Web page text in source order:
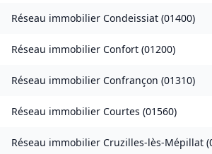
Réseau immobilier Condeissiat (01400)
Réseau immobilier Confort (01200)
Réseau immobilier Confrançon (01310)
Réseau immobilier Courtes (01560)
Réseau immobilier Cruzilles-lès-Mépillat (